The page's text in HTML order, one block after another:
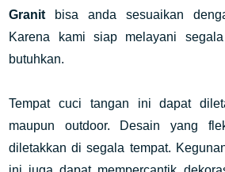
Granit bisa anda sesuaikan
Karena kami siap melayani
butuhkan.
Tempat cuci tangan ini dapat
maupun outdoor. Desain yang
diletakkan di segala tempat.